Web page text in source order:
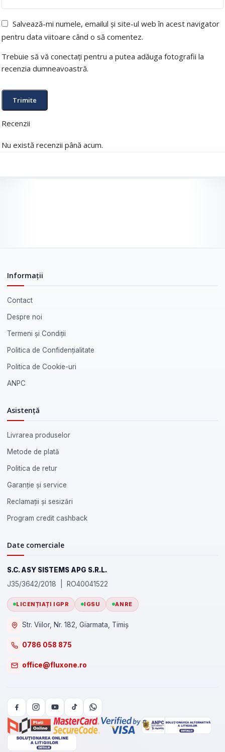
Recenzii
Nu există recenzii până acum.
Salvează-mi numele, emailul și site-ul web în acest navigator
pentru data viitoare când o să comentez.
Trebuie să vă conectați pentru a putea adăuga fotografii la
recenzia dumneavoastră.
Informații
Contact
Despre noi
Termeni și Condiții
Politica de Confidențialitate
Politica de Cookie-uri
ANPC
Asistență
Livrarea produselor
Metode de plată
Politica de retur
Garanție și service
Reclamații și sesizări
Program credit cashback
Date comerciale
S.C. ASY SISTEMS APG S.R.L.
J35/3642/2018 | RO40041522
LICENȚIAȚI IGPR IGSU ANRE
Str. Viilor, Nr. 182, Giarmata, Timiș
0786 058 875
office@fluxone.ro